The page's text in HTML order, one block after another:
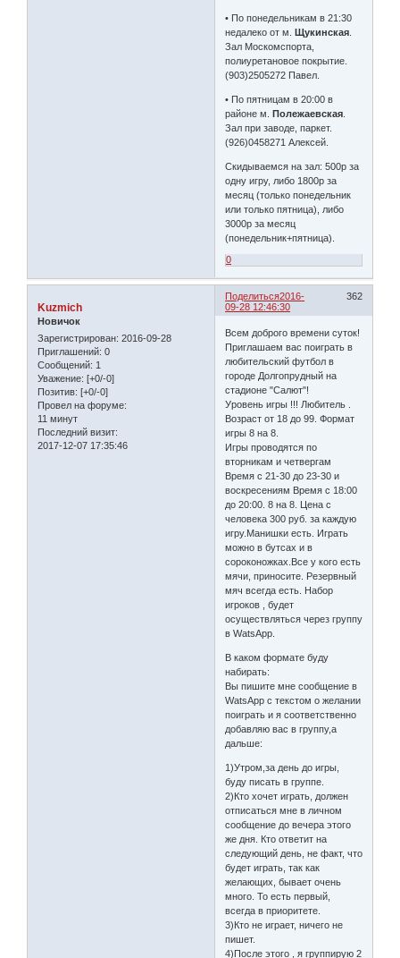
• По понедельникам в 21:30
недалеко от м.Щукинская
Зал Москомспорта,
полиуретановое покрытие.
(903)2505272 Павел.
• По пятницам в 20:00 в
районе м.Полежаевская
Зал при заводе, паркет.
(926)0458271 Алексей.
Скидываемся на зал: 500р за
одну игру, либо 1800р за
месяц (только понедельник
или только пятница), либо
3000р за месяц
(понедельник+пятница).
0
Поделиться 362
2016-
09-28 12:46:30
Kuzmich
Новичок
Зарегистрирован: 2016-09-28
Приглашений: 0
Сообщений: 1
Уважение: [+0/-0]
Позитив: [+0/-0]
Провел на форуме:
11 минут
Последний визит:
2017-12-07 17:35:46
Всем доброго времени суток!
Приглашаем вас поиграть в
любительский футбол в
городе Долгопрудный на
стадионе "Салют"!
Уровень игры !!! Любитель .
Возраст от 18 до 99. Формат
игры 8 на 8.
Игры проводятся по
вторникам и четвергам
Время с 21-30 до 23-30 и
воскресениям Время с 18:00
до 20:00. 8 на 8. Цена с
человека 300 руб. за каждую
игру.Манишки есть. Играть
можно в бутсах и в
сороконожках.Все у кого есть
мячи, приносите. Резервный
мяч всегда есть. Набор
игроков , будет
осуществляться через группу
в WatsApp.
В каком формате буду
набирать:
Вы пишите мне сообщение в
WatsApp с текстом о желании
поиграть и я соответственно
добавляю вас в группу,а
дальше:
1)Утром,за день до игры,
буду писать в группе.
2)Кто хочет играть, должен
отписаться мне в личном
сообщение до вечера этого
же дня. Кто ответит на
следующий день, не факт, что
будет играть, так как
желающих, бывает очень
много. То есть первый,
всегда в приоритете.
3)Кто не играет, ничего не
пишет.
4)После этого , я группирую 2